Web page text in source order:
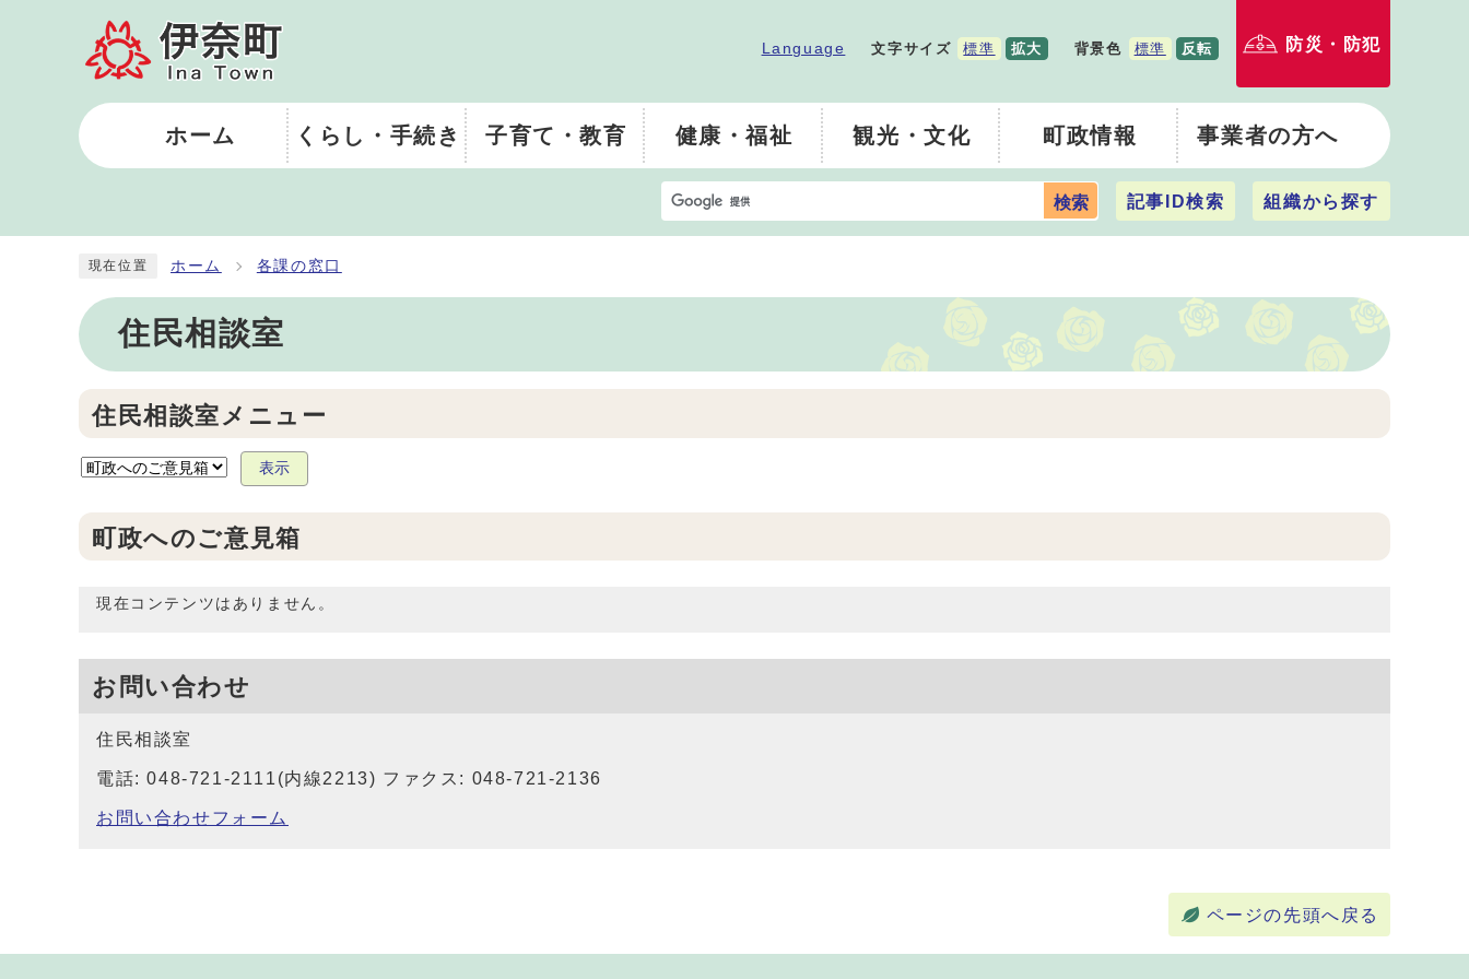
Language 文字サイズ 標準 拡大 背景色 標準 反転 防災・防犯
ホーム くらし・手続き 子育て・教育 健康・福祉 観光・文化 町政情報 事業者の方へ
検索 記事ID検索 組織から探す
現在位置 ホーム 各課の窓口
住民相談室
住民相談室メニュー
表示
町政へのご意見箱
現在コンテンツはありません。
お問い合わせ
住民相談室
電話: 048-721-2111(内線2213) ファクス: 048-721-2136
お問い合わせフォーム
ページの先頭へ戻る